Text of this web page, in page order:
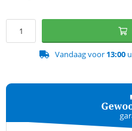
Vandaag voor 13:00